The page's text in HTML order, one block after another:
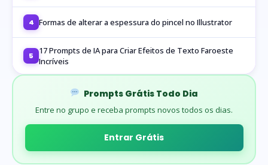
4 Formas de alterar a espessura do pincel no Illustrator
5
17 Prompts de IA para Criar Efeitos de Texto Faroeste
Incríveis
Prompts Grátis Todo Dia
Entre no grupo e receba prompts novos todos os dias.
Entrar Grátis